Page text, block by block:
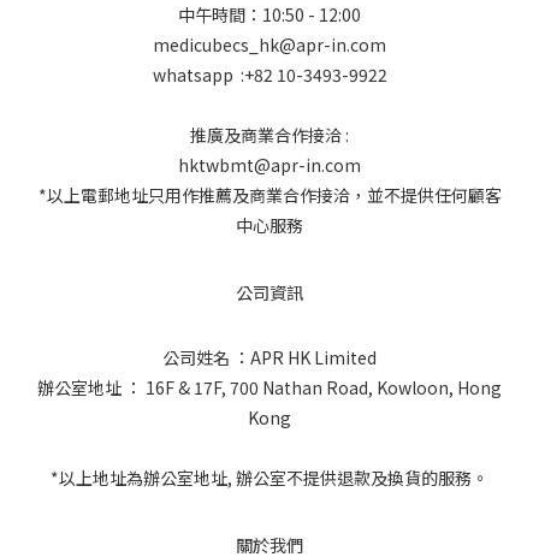
中午時間：10:50 - 12:00
medicubecs_hk@apr-in.com
whatsapp :+82 10-3493-9922
推廣及商業合作接洽 :
hktwbmt@apr-in.com
*以上電郵地址只用作推薦及商業合作接洽，並不提供任何顧客
中心服務
公司資訊
公司姓名 ：APR HK Limited
辦公室地址 ： 16F & 17F, 700 Nathan Road, Kowloon, Hong
Kong
*以上地址為辦公室地址, 辦公室不提供退款及換貨的服務。
關於我們